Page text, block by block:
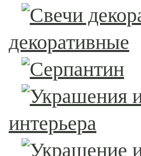
декоративные
интерьера